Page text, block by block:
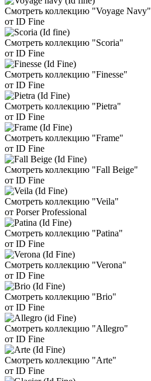
Смотреть коллекцию "Voyage Navy"
от ID Fine
Смотреть коллекцию "Scoria"
от ID Fine
Смотреть коллекцию "Finesse"
от ID Fine
Смотреть коллекцию "Pietra"
от ID Fine
Смотреть коллекцию "Frame"
от ID Fine
Смотреть коллекцию "Fall Beige"
от ID Fine
Смотреть коллекцию "Veila"
от Porser Professional
Смотреть коллекцию "Patina"
от ID Fine
Смотреть коллекцию "Verona"
от ID Fine
Смотреть коллекцию "Brio"
от ID Fine
Смотреть коллекцию "Allegro"
от ID Fine
Смотреть коллекцию "Arte"
от ID Fine